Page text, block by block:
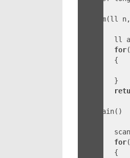
ll ksm(ll
ll
for
main()
for(